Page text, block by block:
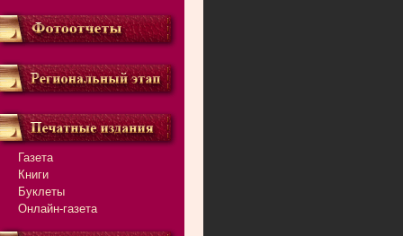
Газета
Книги
Буклеты
Онлайн-газета